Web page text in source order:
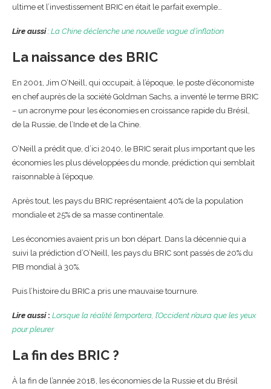
ultime et l’investissement BRIC en était le parfait exemple…
Lire aussi: La Chine déclenche une nouvelle vague d’inflation
La naissance des BRIC
En 2001, Jim O’Neill, qui occupait, à l’époque, le poste d’économiste
en chef auprès de la société Goldman Sachs, a inventé le terme BRIC
– un acronyme pour les économies en croissance rapide du Brésil,
de la Russie, de l’Inde et de la Chine.
O’Neill a prédit que, d’ici 2040, le BRIC serait plus important que les
économies les plus développées du monde, prédiction qui semblait
raisonnable à l’époque.
Après tout, les pays du BRIC représentaient 40% de la population
mondiale et 25% de sa masse continentale.
Les économies avaient pris un bon départ. Dans la décennie qui a
suivi la prédiction d’O’Neill, les pays du BRIC sont passés de 20% du
PIB mondial à 30%.
Puis l’histoire du BRIC a pris une mauvaise tournure.
Lire aussi: Lorsque la réalité l’emportera, l’Occident n’aura que les yeux
pour pleurer
La fin des BRIC ?
À la fin de l’année 2018, les économies de la Russie et du Brésil